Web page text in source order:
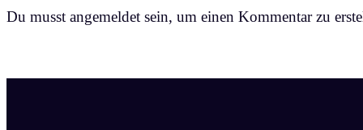
Du musst angemeldet sein, um einen Kommentar zu